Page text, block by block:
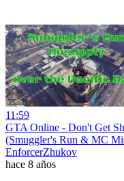
11:59
GTA Online - Don't Get
(Smuggler's Run & MC
EnforcerZhukov
hace 8 años